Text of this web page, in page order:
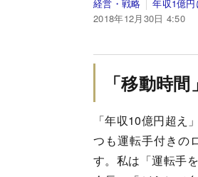
経営・戦略
年収1億
2018年12月30日 4:50
「移動時
「年収10億円超え
つも運転手付きの
す。私は「運転手